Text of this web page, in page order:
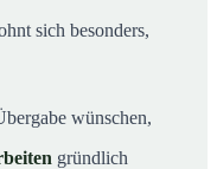
sich besonders,
wünschen,
gründlich